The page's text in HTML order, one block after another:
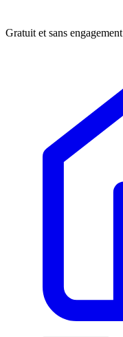
Gratuit et sans engagement